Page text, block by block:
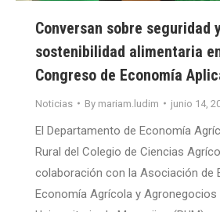
Conversan sobre seguridad
sostenibilidad alimentaria
Congreso de Economía
Noticias By mariam.ludim junio 14,
El Departamento de Economía
Rural del Colegio de Ciencias
colaboración con la Asociación de
Economía Agrícola y Agronegocios